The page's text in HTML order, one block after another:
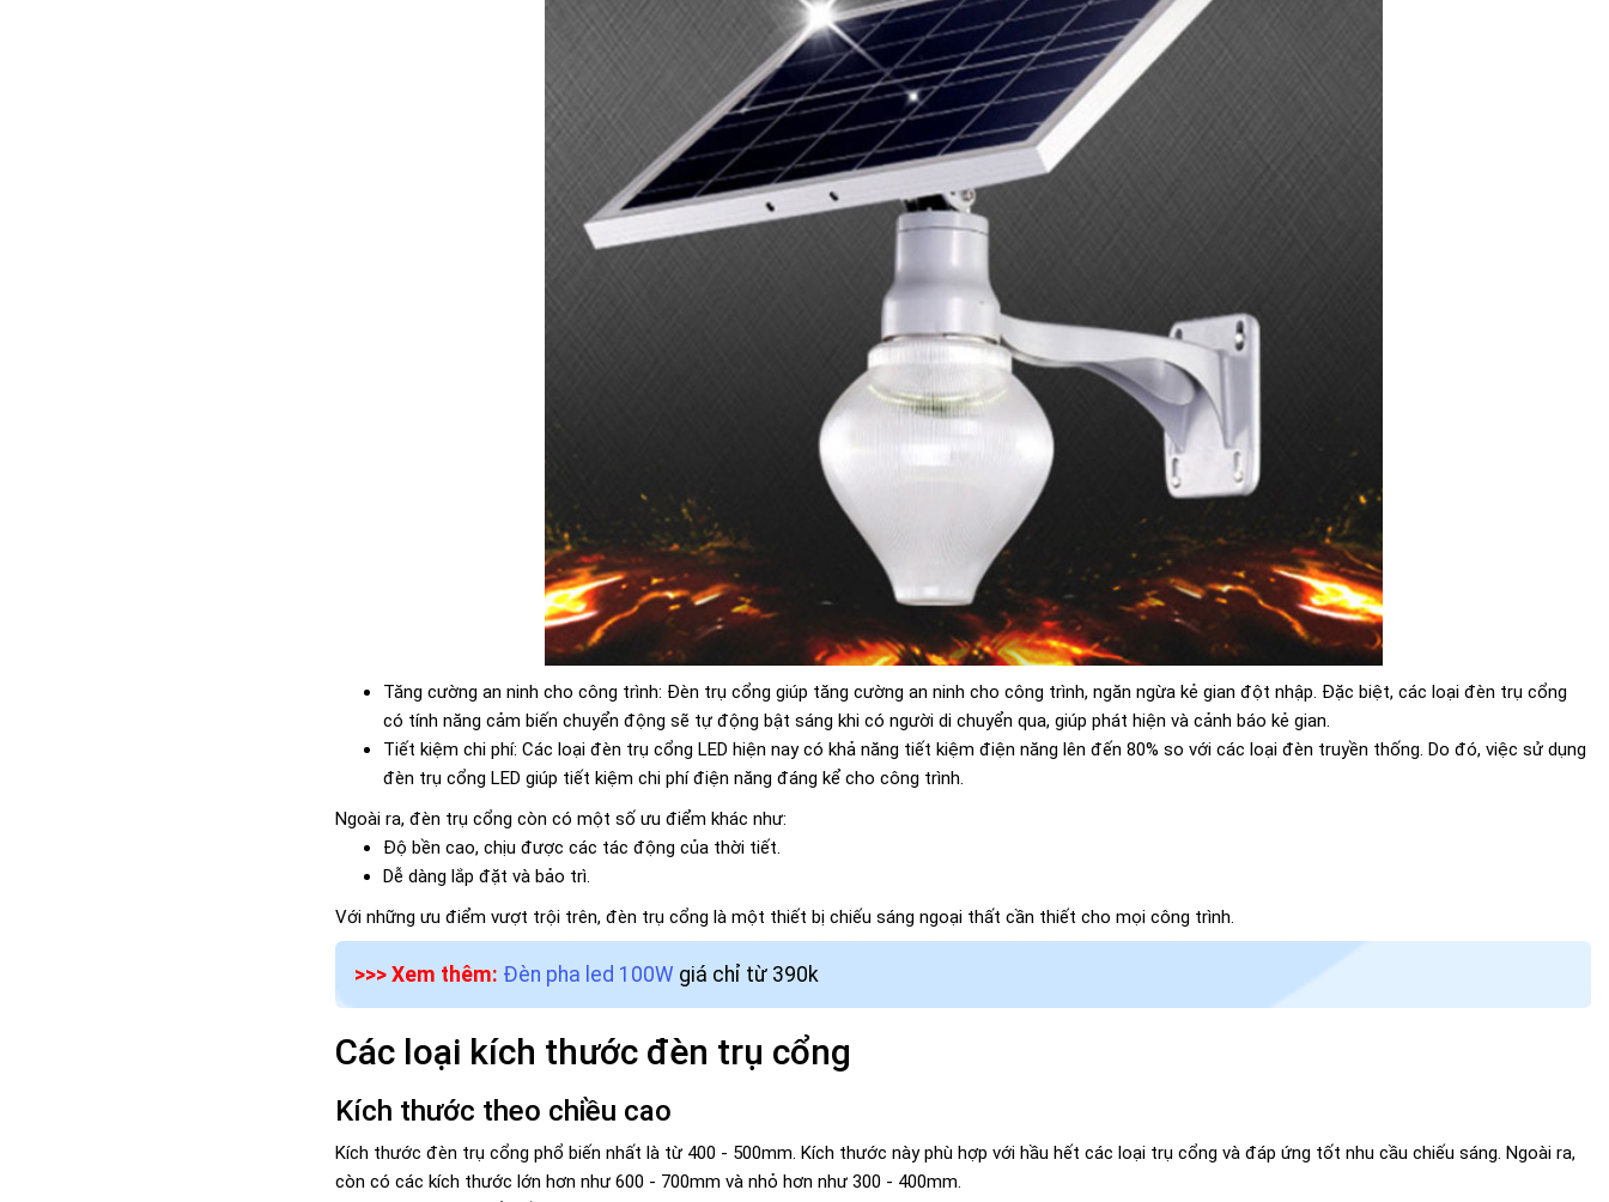
Tăng cường an ninh cho công trình: Đèn trụ cổng giúp tăng cường an ninh cho công trình, ngăn ngừa kẻ gian đột nhập. Đặc biệt, các loại đèn trụ cổng
có tính năng cảm biến chuyển động sẽ tự động bật sáng khi có người di chuyển qua, giúp phát hiện và cảnh báo kẻ gian.
Tiết kiệm chi phí: Các loại đèn trụ cổng LED hiện nay có khả năng tiết kiệm điện năng lên đến 80% so với các loại đèn truyền thống. Do đó, việc sử dụng
đèn trụ cổng LED giúp tiết kiệm chi phí điện năng đáng kể cho công trình.
Ngoài ra, đèn trụ cổng còn có một số ưu điểm khác như:
Độ bền cao, chịu được các tác động của thời tiết.
Dễ dàng lắp đặt và bảo trì.
Với những ưu điểm vượt trội trên, đèn trụ cổng là một thiết bị chiếu sáng ngoại thất cần thiết cho mọi công trình.
>>> Xem thêm: Đèn pha led 100W giá chỉ từ 390k
Các loại kích thước đèn trụ cổng
Kích thước theo chiều cao
Kích thước đèn trụ cổng phổ biến nhất là từ 400 - 500mm. Kích thước này phù hợp với hầu hết các loại trụ cổng và đáp ứng tốt nhu cầu chiếu sáng. Ngoài ra,
còn có các kích thước lớn hơn như 600 - 700mm và nhỏ hơn như 300 - 400mm.